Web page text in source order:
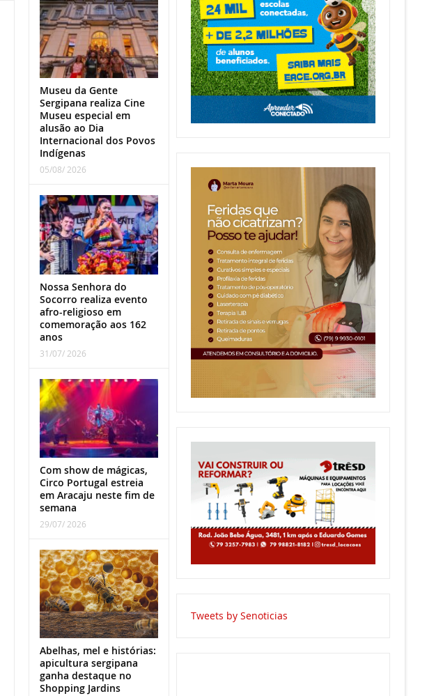
Museu da Gente
Sergipana realiza Cine
Museu especial em
alusão ao Dia
Internacional dos Povos
Indígenas
05/08/ 2026
Nossa Senhora do
Socorro realiza evento
afro-religioso em
comemoração aos 162
anos
31/07/ 2026
Com show de mágicas,
Circo Portugal estreia
em Aracaju neste fim de
semana
29/07/ 2026
Abelhas, mel e histórias:
apicultura sergipana
ganha destaque no
Shopping Jardins
Tweets by Senoticias